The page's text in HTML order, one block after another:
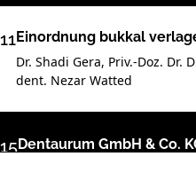
11Einordnung bukkal
Dr. Shadi Gera, Priv.-Doz. Dr.
dent. Nezar Watted
15Dentaurum GmbH & Co.